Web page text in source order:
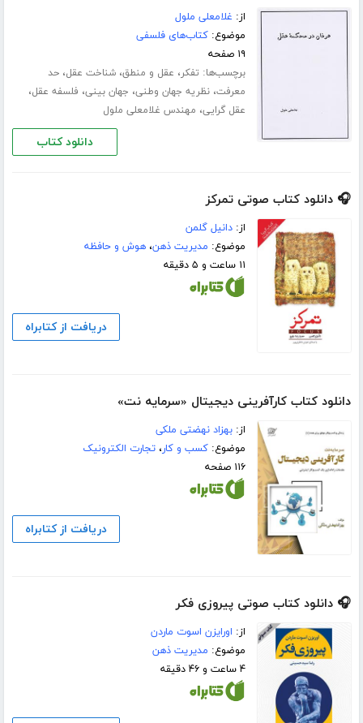
از: غلامعلی ملول
موضوع:کتاب‌های فلسفی
۱۹ صفحه
برچسب‌ها: تفکر، عقل و منطق،شناخت عقل،حد
معرفت،نظریه جهان وطنی، جهان بینی، فلسفه عقل،
عقل گرایی، مهندس غلامعلی ملول
دانلود کتاب
🎧 دانلود کتاب صوتی تمرکز
از:دانیل گلمن
موضوع: مدیریت ذهن،هوش و حافظه
۱۱ ساعت و ۵ دقیقه
دریافت از کتابراه
دانلود کتاب کارآفرینی دیجیتال «سرمایه نت»
از:بهزاد نهضتی ملکی
موضوع:کسب و کار،تجارت الکترونیک
۱۱۶ صفحه
دریافت از کتابراه
🎧 دانلود کتاب صوتی پیروزی فکر
از: اورایزن اسوت ماردن
موضوع: مدیریت ذهن
۴ ساعت و ۴۶ دقیقه